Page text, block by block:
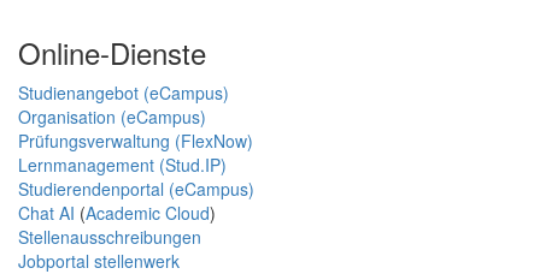
Online-Dienste
Studienangebot (eCampus)
Organisation (eCampus)
Prüfungsverwaltung (FlexNow)
Lernmanagement (Stud.IP)
Studierendenportal (eCampus)
Chat AI (Academic Cloud)
Stellenausschreibungen
Jobportal stellenwerk